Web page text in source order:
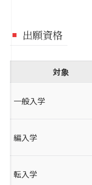
出願資格
対象
一般入学
編入学
転入学